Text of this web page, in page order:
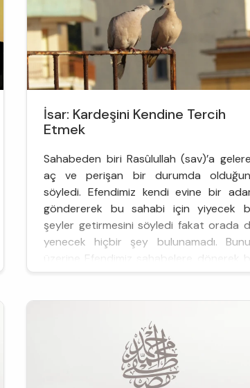
İsar: Kardeşini Kendine Tercih
Etmek
Sahabeden biri Rasûlullah (sav)’a
aç ve perişan bir durumda
söyledi. Efendimiz kendi evine bir
göndererek bu sahabi için yiyecek
şeyler getirmesini söyledi fakat orada
yenecek hiçbir şey bulunamadı.
üzerine Efendimiz sahabelere dönerek bu
kişiyi bir geceliğine evinde misafir